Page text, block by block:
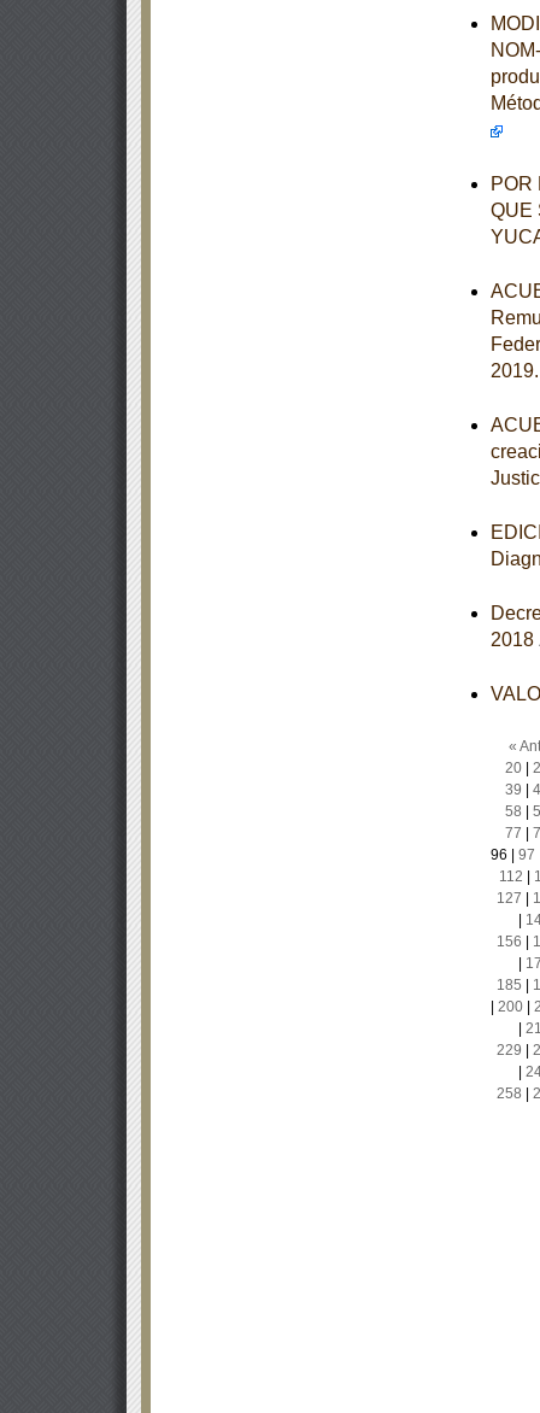
POR
QUE
2018
«
20|
39
58
77
96
97
112
127
156
185
200|
229
258